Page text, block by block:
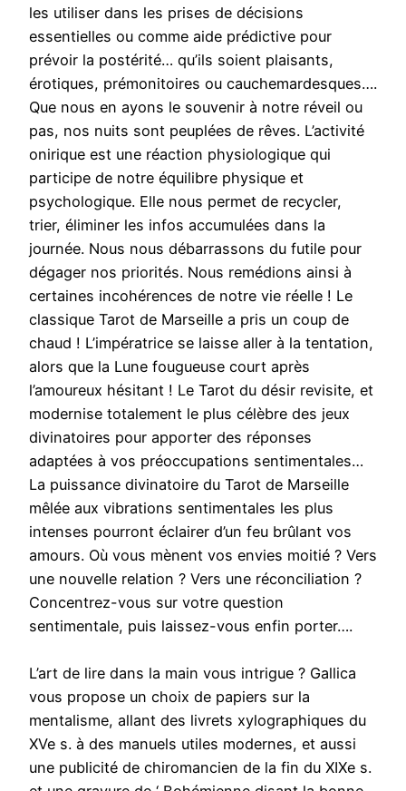
les utiliser dans les prises de décisions
essentielles ou comme aide prédictive pour
prévoir la postérité… qu’ils soient plaisants,
érotiques, prémonitoires ou cauchemardesques….
Que nous en ayons le souvenir à notre réveil ou
pas, nos nuits sont peuplées de rêves. L’activité
onirique est une réaction physiologique qui
participe de notre équilibre physique et
psychologique. Elle nous permet de recycler,
trier, éliminer les infos accumulées dans la
journée. Nous nous débarrassons du futile pour
dégager nos priorités. Nous remédions ainsi à
certaines incohérences de notre vie réelle ! Le
classique Tarot de Marseille a pris un coup de
chaud ! L’impératrice se laisse aller à la tentation,
alors que la Lune fougueuse court après
l’amoureux hésitant ! Le Tarot du désir revisite, et
modernise totalement le plus célèbre des jeux
divinatoires pour apporter des réponses
adaptées à vos préoccupations sentimentales…
La puissance divinatoire du Tarot de Marseille
mêlée aux vibrations sentimentales les plus
intenses pourront éclairer d’un feu brûlant vos
amours. Où vous mènent vos envies moitié ? Vers
une nouvelle relation ? Vers une réconciliation ?
Concentrez-vous sur votre question
sentimentale, puis laissez-vous enfin porter….
L’art de lire dans la main vous intrigue ? Gallica
vous propose un choix de papiers sur la
mentalisme, allant des livrets xylographiques du
XVe s. à des manuels utiles modernes, et aussi
une publicité de chiromancien de la fin du XIXe s.